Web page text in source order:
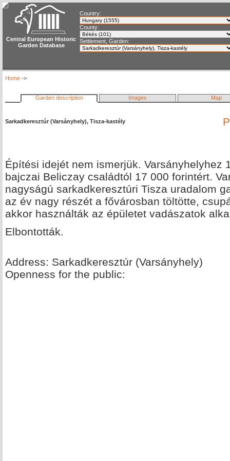
Central European Historic
Garden Database
Country:
County:
Settlement, Garden:
Home ->
Garden description Images Map
Sarkadkeresztúr (Varsányhely), Tisza-kastély
Építési idejét nem ismerjük. Varsányhelyhez
bajczai Beliczay családtól 17 000 forintért.
nagyságú sarkadkeresztúri Tisza uradalom
az év nagy részét a fővárosban töltötte,
akkor használták az épületet vadászatok
Elbontották.
Address: Sarkadkeresztúr (Varsányhely)
Openness for the public: